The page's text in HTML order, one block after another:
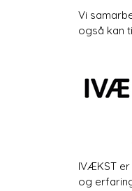
Vi
også kan
IVÆKST
og